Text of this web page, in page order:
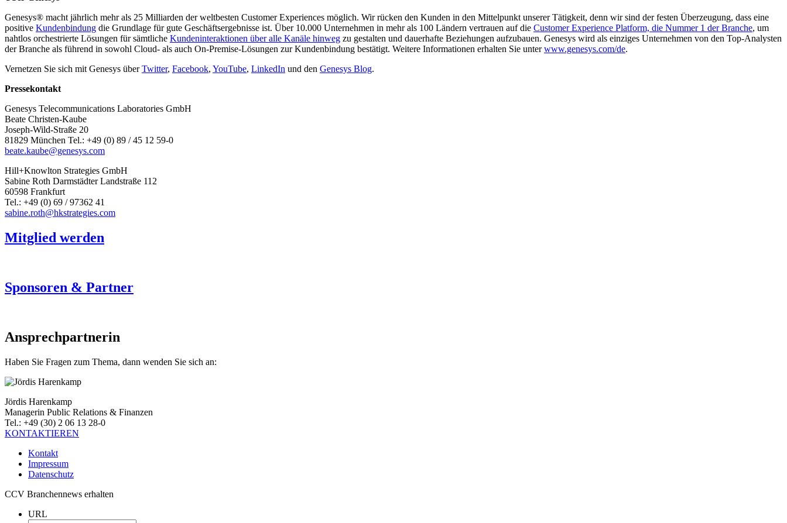
Genesys® macht jährlich mehr als 25 Milliarden der weltbesten Customer Experiences möglich. Wir rücken den Kunden in den Mittelpunkt unserer Tätigkeit, denn wir sind der festen Überzeugung, dass eine
positive Kundenbindung die Grundlage für gute Geschäftsergebnisse ist. Über 10.000 Unternehmen in mehr als 100 Ländern vertrauen auf die Customer Experience Platform, die Nummer 1 der Branche, um
nahtlos orchestrierte Lösungen für sämtliche Kundeninteraktionen über alle Kanäle hinweg zu gestalten und dauerhafte Beziehungen aufzubauen. Genesys wird als einziges Unternehmen von den Top-Analysten
der Branche als führend in sowohl Cloud- als auch On-Premise-Lösungen zur Kundenbindung bestätigt. Weitere Informationen erhalten Sie unterwww.genesys.com/de.
Vernetzen Sie sich mit Genesys überTwitter, Facebook, YouTube, LinkedIn und den Genesys Blog.
Pressekontakt
Genesys Telecommunications Laboratories GmbH
Beate Christen-Kaube
Joseph-Wild-Straße 20
81829 München Tel.: +49 (0) 89 / 45 12 59-0
beate.kaube@genesys.com
Hill+Knowlton Strategies GmbH
Sabine Roth Darmstädter Landstraße 112
60598 Frankfurt
Tel.: +49 (0) 69 / 97362 41
sabine.roth@hkstrategies.com
Mitglied werden
Sponsoren & Partner
Ansprechpartnerin
Haben Sie Fragen zum Thema, dann wenden Sie sich an:
Jördis Harenkamp
Managerin Public Relations & Finanzen
Tel.: +49 (30) 2 06 13 28-0
KONTAKTIEREN
Kontakt
Impressum
Datenschutz
CCV Branchennews erhalten
URL